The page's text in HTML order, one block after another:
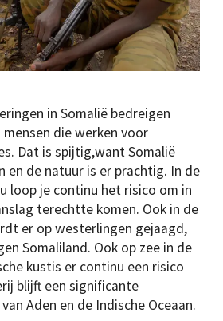
in Somalië bedreigen
die werken voor
Dat is spijtig,want Somalië
en de natuur is er prachtig. In de
loop je continu het risico om in
terechtte komen. Ook in de
er op westerlingen gejaagd,
Somaliland. Ook op zee in de
kustis er continu een risico
blijft een significante
Aden en de Indische Oceaan.